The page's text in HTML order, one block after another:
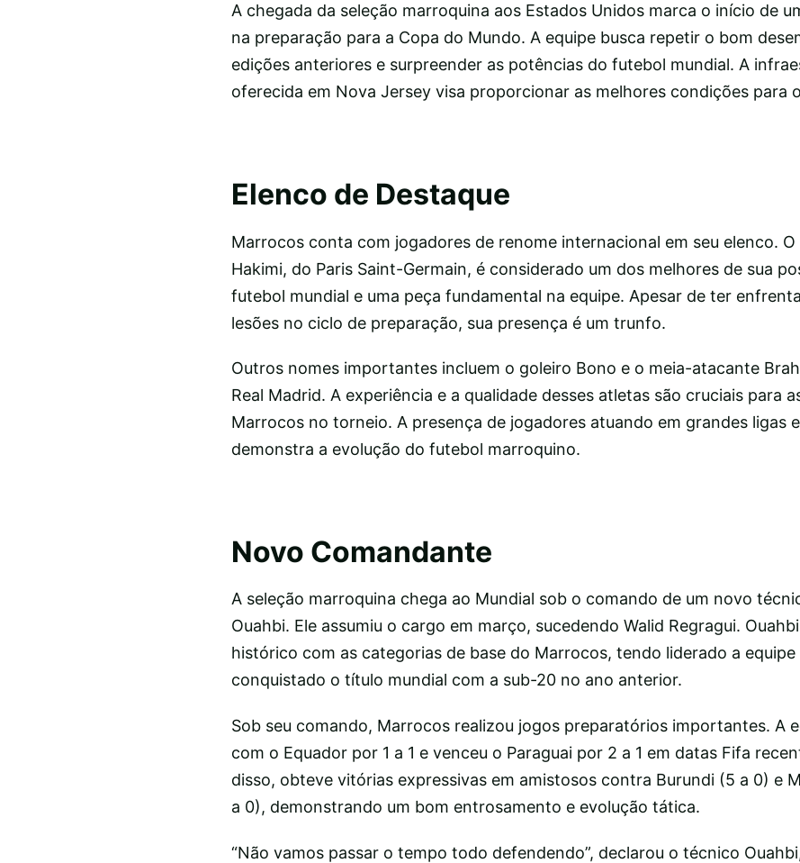
A chegada da seleção marroquina aos Estados Unidos marca o início de
na preparação para a Copa do Mundo. A equipe busca repetir o bom
edições anteriores e surpreender as potências do futebol mundial. A
oferecida em Nova Jersey visa proporcionar as melhores condições para
Elenco de Destaque
Marrocos conta com jogadores de renome internacional em seu elenco.
Hakimi, do Paris Saint-Germain, é considerado um dos melhores de sua
futebol mundial e uma peça fundamental na equipe. Apesar de ter
lesões no ciclo de preparação, sua presença é um trunfo.
Outros nomes importantes incluem o goleiro Bono e o meia-atacante
Real Madrid. A experiência e a qualidade desses atletas são cruciais para
Marrocos no torneio. A presença de jogadores atuando em grandes ligas
demonstra a evolução do futebol marroquino.
Novo Comandante
A seleção marroquina chega ao Mundial sob o comando de um novo
Ouahbi. Ele assumiu o cargo em março, sucedendo Walid Regragui.
histórico com as categorias de base do Marrocos, tendo liderado a equipe
conquistado o título mundial com a sub-20 no ano anterior.
Sob seu comando, Marrocos realizou jogos preparatórios importantes. A
com o Equador por 1 a 1 e venceu o Paraguai por 2 a 1 em datas Fifa
disso, obteve vitórias expressivas em amistosos contra Burundi (5 a 0) e
a 0), demonstrando um bom entrosamento e evolução tática.
“Não vamos passar o tempo todo defendendo”, declarou o técnico